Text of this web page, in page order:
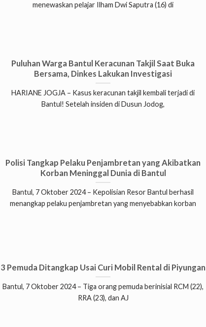
menewaskan pelajar Ilham Dwi Saputra (16) di
Puluhan Warga Bantul Keracunan Takjil Saat Buka
Bersama, Dinkes Lakukan Investigasi
HARIANE JOGJA – Kasus keracunan takjil kembali terjadi di
Bantul! Setelah insiden di Dusun Jodog,
Polisi Tangkap Pelaku Penjambretan yang Akibatkan
Korban Meninggal Dunia di Bantul
Bantul, 7 Oktober 2024 – Kepolisian Resor Bantul berhasil
menangkap pelaku penjambretan yang menyebabkan korban
3 Pemuda Ditangkap Usai Curi Mobil Rental di Piyungan
Bantul, 7 Oktober 2024 – Tiga orang pemuda berinisial RCM (22),
RRA (23), dan AJ